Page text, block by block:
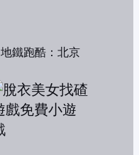
地鐵跑酷：北京